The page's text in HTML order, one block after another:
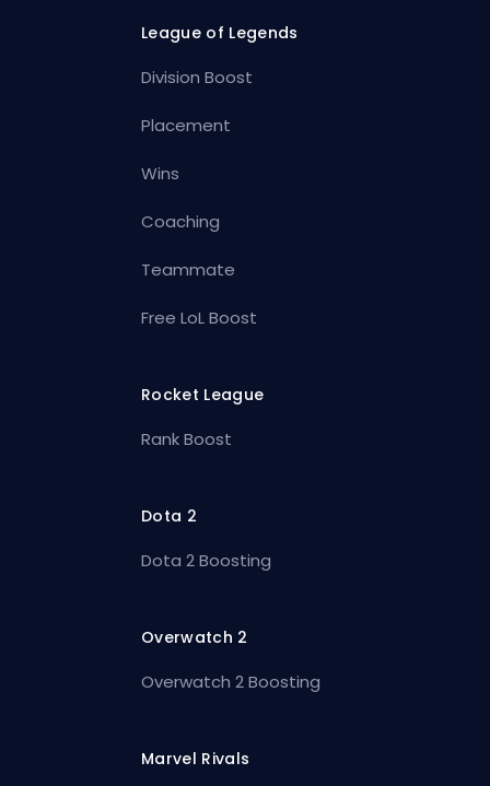
League of Legends
Division Boost
Placement
Wins
Coaching
Teammate
Free LoL Boost
Rocket League
Rank Boost
Dota 2
Dota 2 Boosting
Overwatch 2
Overwatch 2 Boosting
Marvel Rivals